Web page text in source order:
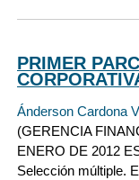
PRIMER
Ánderson Cardona
(GERENCIA
ENERO DE 2012
Selección múltiple.